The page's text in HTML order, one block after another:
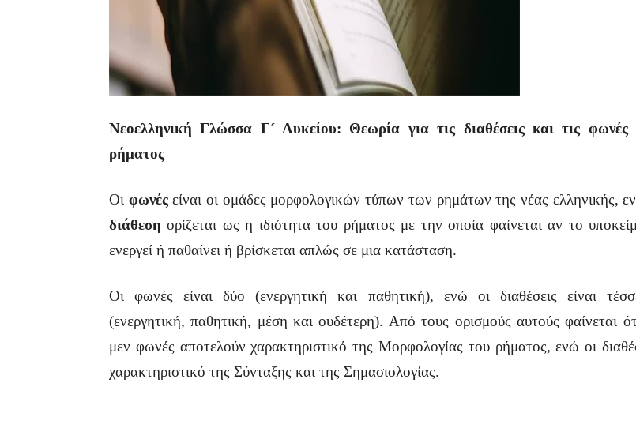
Νεοελληνική Γλώσσα Γ´ Λυκείου: Θεωρία για τις διαθέσεις και τις φωνές
ρήματος
Οι φωνέςείναι οι ομάδες μορφολογικών τύπων των ρημάτων της νέας ελληνικής,
διάθεσηορίζεται ως η ιδιότητα του ρήματος με την οποία φαίνεται αν το
ενεργεί ή παθαίνει ή βρίσκεται απλώς σε μια κατάσταση.
Οι φωνές είναι δύο (ενεργητική και παθητική), ενώ οι διαθέσεις είναι
(ενεργητική, παθητική, μέση και ουδέτερη). Από τους ορισμούς αυτούς φαίνεται
μεν φωνές αποτελούν χαρακτηριστικό της Μορφολογίας του ρήματος, ενώ οι
χαρακτηριστικό της Σύνταξης και της Σημασιολογίας.